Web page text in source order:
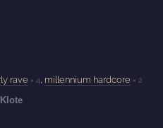
rave × 4 millennium hardcore × 2